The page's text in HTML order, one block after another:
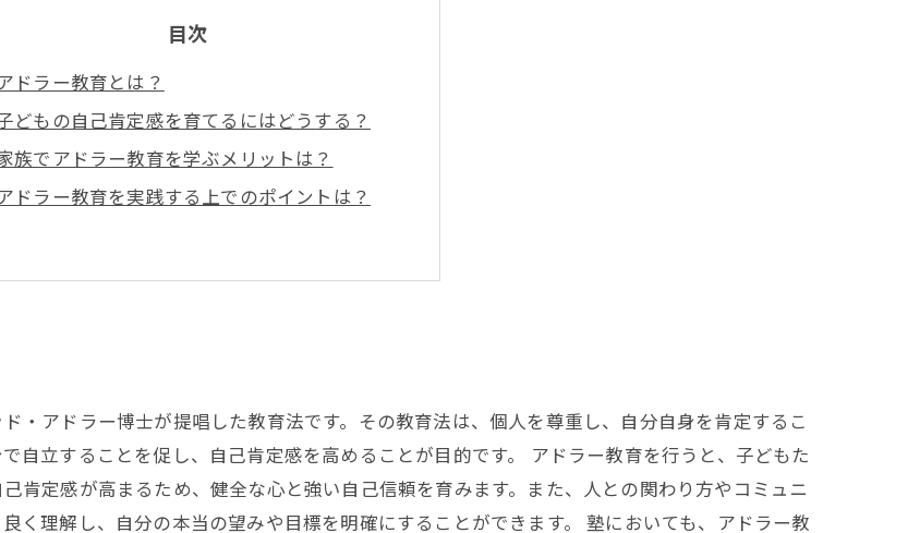
目次
ドラー教育とは？
どもの自己肯定感を育てるにはどうする？
族でアドラー教育を学ぶメリットは？
ドラー教育を実践する上でのポイントは？
・アドラー博士が提唱した教育法です。その教育法は、個人を尊重し、自分自身を肯定するこ
自立することを促し、自己肯定感を高めることが目的です。 アドラー教育を行うと、子どもた
肯定感が高まるため、健全な心と強い自己信頼を育みます。また、人との関わり方やコミュニ
く理解し、自分の本当の望みや目標を明確にすることができます。 塾においても、アドラー教